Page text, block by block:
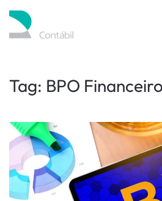
Skip to main content
Tag: BPO Financeiro